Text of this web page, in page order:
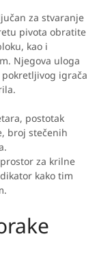
za stvaranje
pivota obratite
kao i
Njegova uloga
pokretljivog igrača
postotak
broj stečenih
za krilne
kako tim